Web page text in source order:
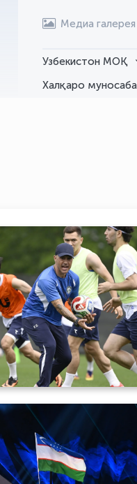
Медиа галерея
Узбекистон МОҚ
Халқаро
Футбол бўйича
миллий терма
Нью-
машғулотларни
Ўзбекистон
Санья-2026 VI Осиё